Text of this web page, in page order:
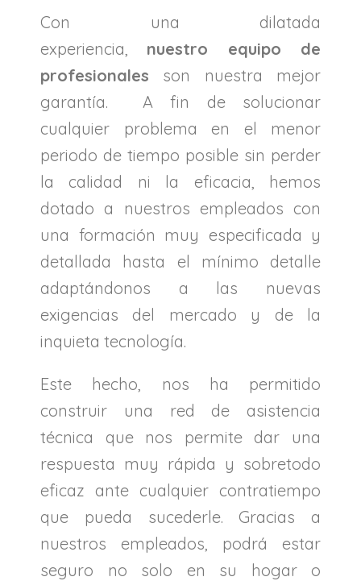
Con una dilatada
experiencia, nuestro equipo de
profesionales son nuestra mejor
garantía. A fin de solucionar
cualquier problema en el menor
periodo de tiempo posible sin perder
la calidad ni la eficacia, hemos
dotado a nuestros empleados con
una formación muy especificada y
detallada hasta el mínimo detalle
adaptándonos a las nuevas
exigencias del mercado y de la
inquieta tecnología.
Este hecho, nos ha permitido
construir una red de asistencia
técnica que nos permite dar una
respuesta muy rápida y sobretodo
eficaz ante cualquier contratiempo
que pueda sucederle. Gracias a
nuestros empleados, podrá estar
seguro no solo en su hogar o